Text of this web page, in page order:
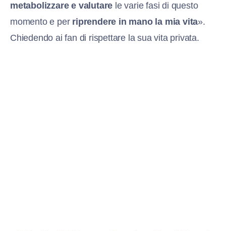
metabolizzare e valutare le varie fasi di questo
momento e per riprendere in mano la mia vita».
Chiedendo ai fan di rispettare la sua vita privata.